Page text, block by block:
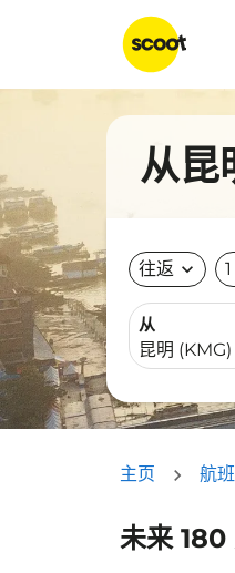
从昆
往返 expand_more
从
主页 航班
未来 180
没有符合您的